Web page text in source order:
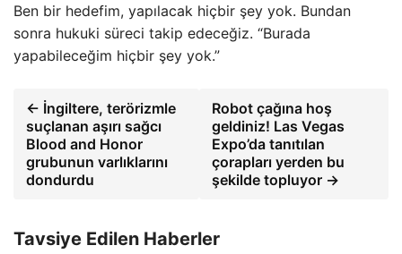
Ben bir hedefim, yapılacak hiçbir şey yok. Bundan
sonra hukuki süreci takip edeceğiz. “Burada
yapabileceğim hiçbir şey yok.”
← İngiltere, terörizmle
suçlanan aşırı sağcı
Blood and Honor
grubunun varlıklarını
dondurdu
Robot çağına hoş
geldiniz! Las Vegas
Expo’da tanıtılan
çorapları yerden bu
şekilde topluyor →
Tavsiye Edilen Haberler